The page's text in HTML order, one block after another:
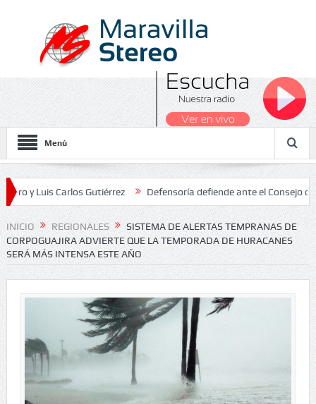
Menú
Carlos Gutiérrez Defensoría defiende ante el Consejo de Estado
2026
INICIO REGIONALES
SISTEMA DE ALERTAS TEMPRANAS DE
CORPOGUAJIRA ADVIERTE QUE LA TEMPORADA DE HURACANES
SERÁ MÁS INTENSA ESTE AÑO